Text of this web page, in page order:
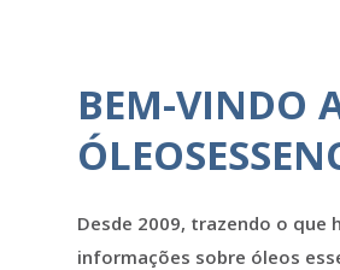
BEM-VINDO
Desde 2009, trazendo o que
informações sobre óleos